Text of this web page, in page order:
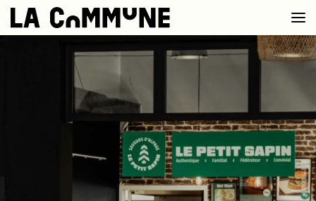
VOIR LA CARTE
CHEFS
PROG’
BAR